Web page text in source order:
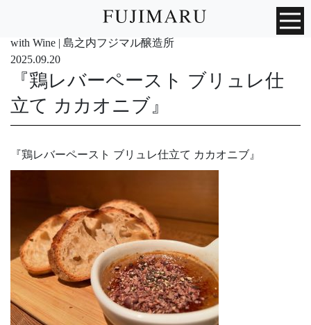
with Wine | 島之内フジマル醸造所
2025.09.20
『鶏レバーペースト ブリュレ仕
立て カカオニブ』
『鶏レバーペースト ブリュレ仕立て カカオニブ』